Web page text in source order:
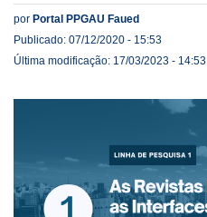
por Portal PPGAU Faued
Publicado: 07/12/2020 - 15:53
Última modificação: 17/03/2023 - 14:53